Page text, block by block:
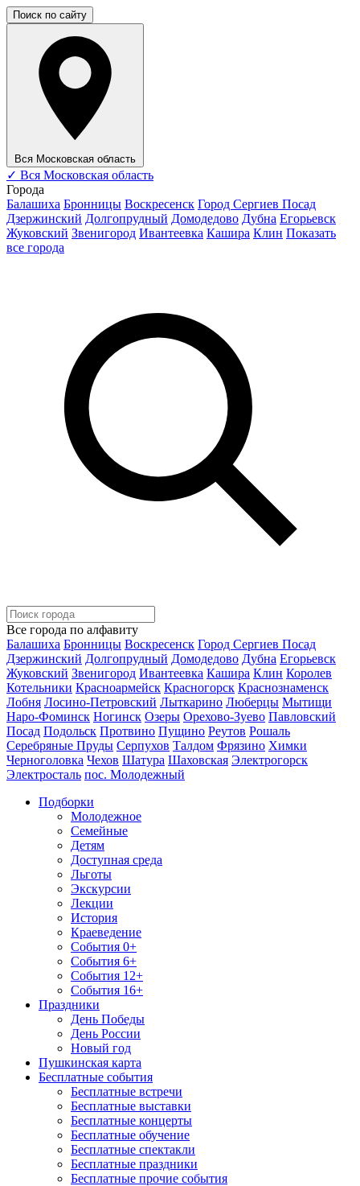
Поиск по сайту
Вся Московская область
✓ Вся Московская область
Города
Балашиха Бронницы Воскресенск Город Сергиев Посад
Дзержинский Долгопрудный Домодедово Дубна Егорьевск
Жуковский Звенигород Ивантеевка Кашира Клин Показать
все города
Все города по алфавиту
Балашиха Бронницы Воскресенск Город Сергиев Посад
Дзержинский Долгопрудный Домодедово Дубна Егорьевск
Жуковский Звенигород Ивантеевка Кашира Клин Королев
Котельники Красноармейск Красногорск Краснознаменск
Лобня Лосино-Петровский Лыткарино Люберцы Мытищи
Наро-Фоминск Ногинск Озеры Орехово-Зуево Павловский
Посад Подольск Протвино Пущино Реутов Рошаль
Серебряные Пруды Серпухов Талдом Фрязино Химки
Черноголовка Чехов Шатура Шаховская Электрогорск
Электросталь пос. Молодежный
Подборки
Молодежное
Семейные
Детям
Доступная среда
Льготы
Экскурсии
Лекции
История
Краеведение
События 0+
События 6+
События 12+
События 16+
Праздники
День Победы
День России
Новый год
Пушкинская карта
Бесплатные события
Бесплатные встречи
Бесплатные выставки
Бесплатные концерты
Бесплатные обучение
Бесплатные спектакли
Бесплатные праздники
Бесплатные прочие события